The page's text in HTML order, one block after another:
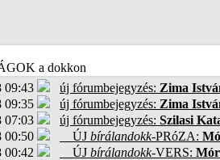
a dokkon
09:43
új fórumbejegyzés: Zima
09:35
új fórumbejegyzés: Zima
07:03
új fórumbejegyzés: Szilasi
00:50
ÚJ bírálandokk-PRóZA:
00:42
ÚJ bírálandokk-VERS: